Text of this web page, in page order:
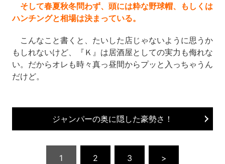
そして春夏秋冬問わず、頭には粋な野球帽、もしくは
ハンチングと相場は決まっている。
こんなこと書くと、たいした店じゃないように思うか
もしれないけど、『Ｋ』は居酒屋としての実力も侮れな
い。だからオレも時々真っ昼間からプッと入っちゃうん
だけど。
ジャンパーの奥に隠した豪勢さ！
1 2 3 >